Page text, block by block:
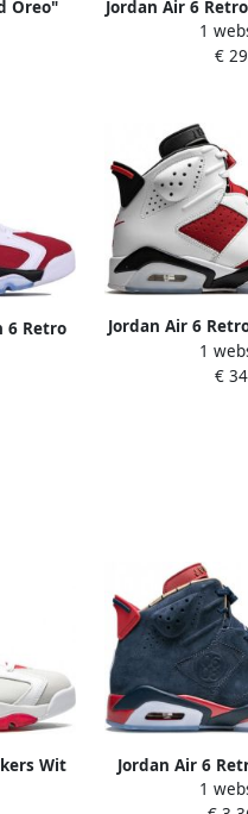
Oreo"
Jordan Air 6
1
€
6 Retro
Jordan Air 6
1
€
Wit
Jordan Air 6
1